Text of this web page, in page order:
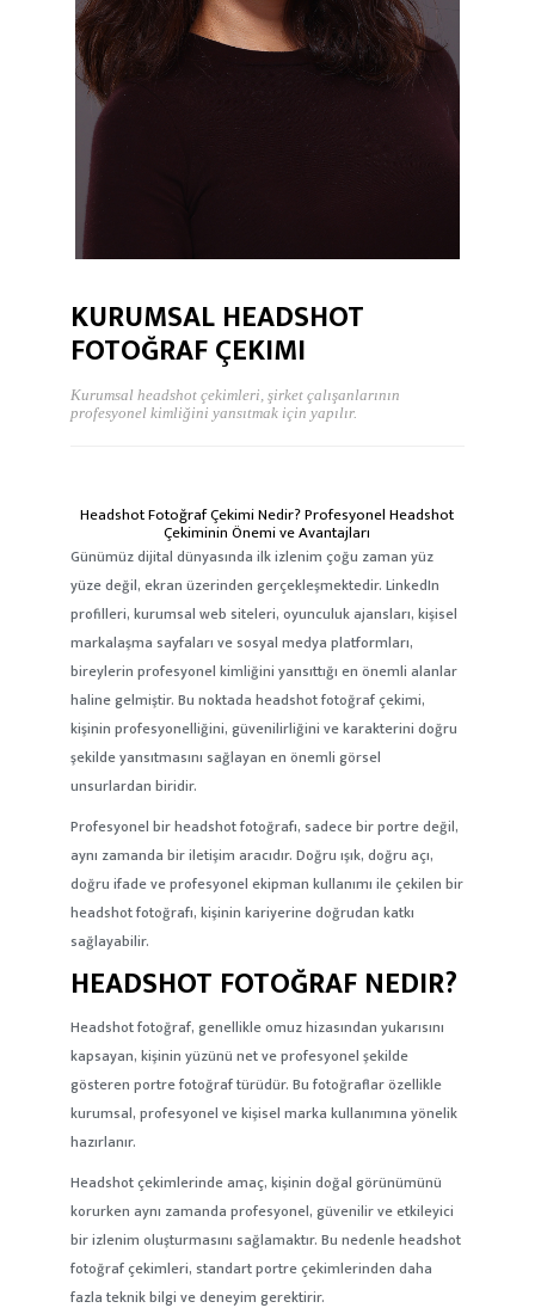
KURUMSAL HEADSHOT
FOTOĞRAF ÇEKIMI
Kurumsal headshot çekimleri, şirket çalışanlarının
profesyonel kimliğini yansıtmak için yapılır.
Headshot Fotoğraf Çekimi Nedir? Profesyonel Headshot
Çekiminin Önemi ve Avantajları
Günümüz dijital dünyasında ilk izlenim çoğu zaman yüz
yüze değil, ekran üzerinden gerçekleşmektedir. LinkedIn
profilleri, kurumsal web siteleri, oyunculuk ajansları, kişisel
markalaşma sayfaları ve sosyal medya platformları,
bireylerin profesyonel kimliğini yansıttığı en önemli alanlar
haline gelmiştir. Bu noktadaheadshot fotoğraf çekimi,
kişinin profesyonelliğini, güvenilirliğini ve karakterini doğru
şekilde yansıtmasını sağlayan en önemli görsel
unsurlardan biridir.
Profesyonel bir headshot fotoğrafı, sadece bir portre değil,
aynı zamanda bir iletişim aracıdır. Doğru ışık, doğru açı,
doğru ifade ve profesyonel ekipman kullanımı ile çekilen bir
headshot fotoğrafı, kişinin kariyerine doğrudan katkı
sağlayabilir.
HEADSHOT FOTOĞRAF NEDIR?
Headshot fotoğraf, genellikle omuz hizasından yukarısını
kapsayan, kişinin yüzünü net ve profesyonel şekilde
gösteren portre fotoğraf türüdür. Bu fotoğraflar özellikle
kurumsal, profesyonel ve kişisel marka kullanımına yönelik
hazırlanır.
Headshot çekimlerinde amaç, kişinin doğal görünümünü
korurken aynı zamanda profesyonel, güvenilir ve etkileyici
bir izlenim oluşturmasını sağlamaktır. Bu nedenle headshot
fotoğraf çekimleri, standart portre çekimlerinden daha
fazla teknik bilgi ve deneyim gerektirir.